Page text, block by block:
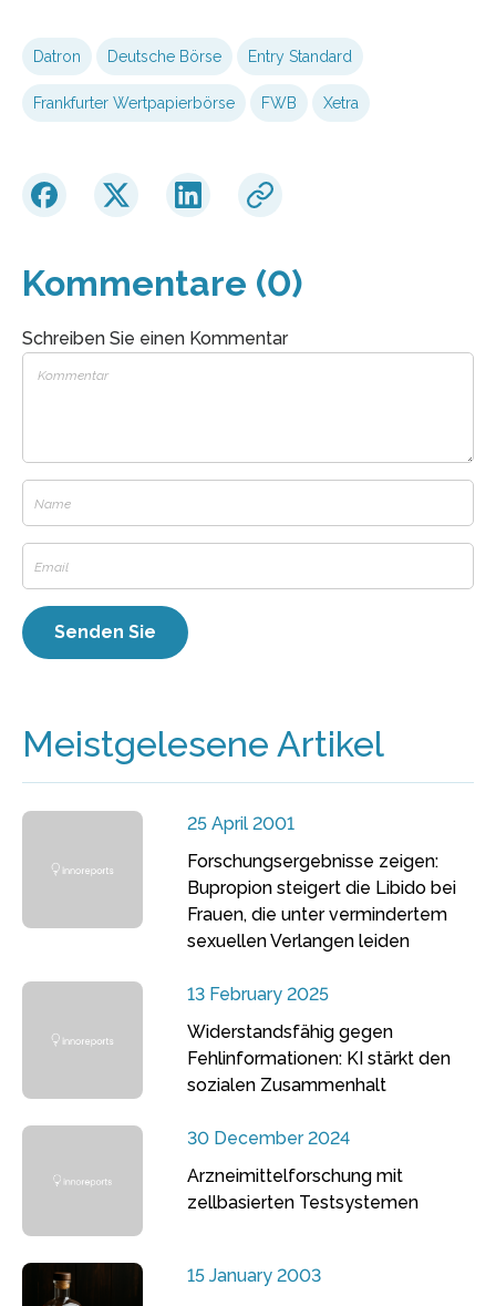
Datron Deutsche Börse Entry Standard
Frankfurter Wertpapierbörse FWB Xetra
Kommentare (0)
Schreiben Sie einen Kommentar
Meistgelesene Artikel
25 April 2001
Forschungsergebnisse zeigen:
Bupropion steigert die Libido bei
Frauen, die unter vermindertem
sexuellen Verlangen leiden
13 February 2025
Widerstandsfähig gegen
Fehlinformationen: KI stärkt den
sozialen Zusammenhalt
30 December 2024
Arzneimittelforschung mit
zellbasierten Testsystemen
15 January 2003